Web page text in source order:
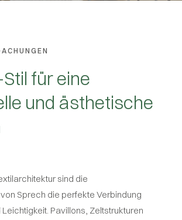
für eine
und ästhetische
sind die
Sprech die perfekte Verbindung
Leichtigkeit. Pavillons, Zeltstrukturen